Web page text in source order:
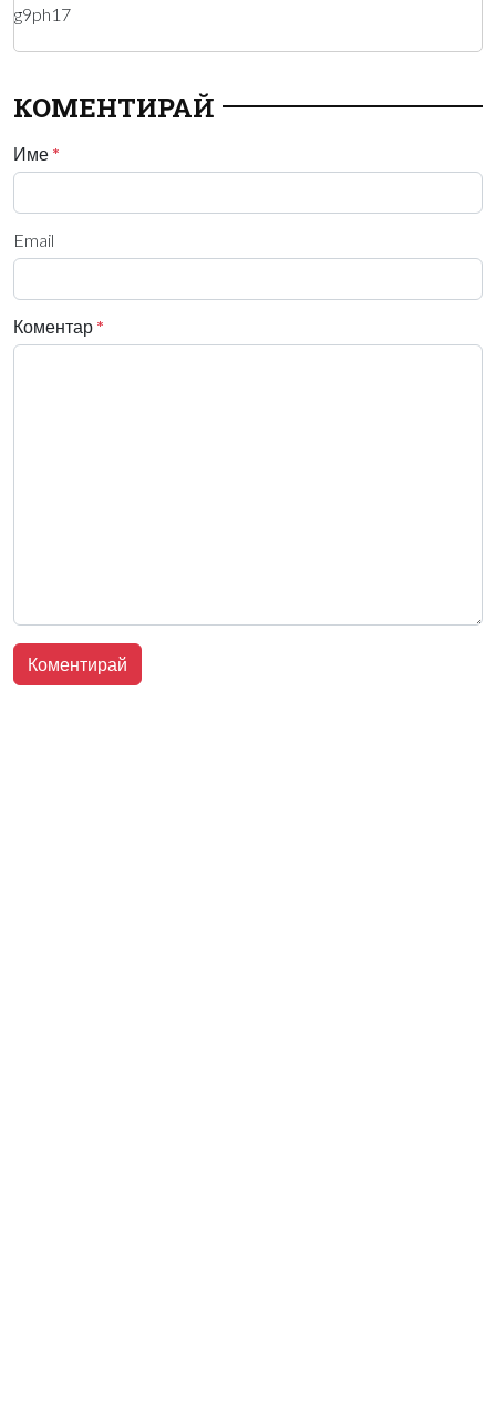
g9ph17
КОМЕНТИРАЙ
Име *
Email
Коментар *